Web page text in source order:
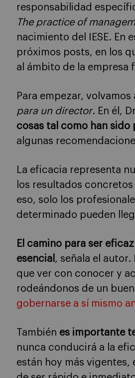
responsabilidad
The practice of
nacimiento del IESE. En
próximos posts, en los
al ámbito de la empresa
Para empezar,
para un director. En él,
cosas tal como han sido
algunas
La eficacia representa
los resultados
eso, solo los
determinado pueden
El camino para ser
esencial , señala el
que ver con conocer y
rodeándonos de un
gobernarse a sí mismo
También es importante
nunca conducirá a la
están hoy más